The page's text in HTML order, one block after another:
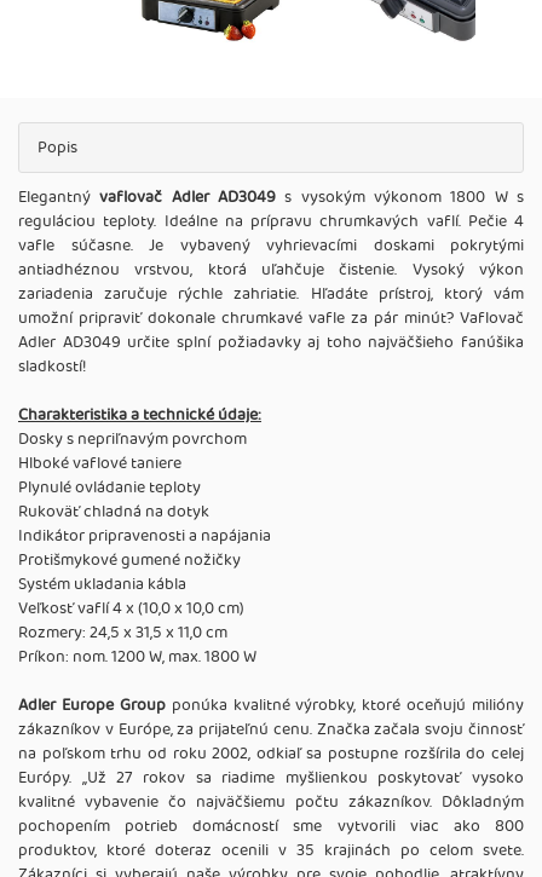
Popis
Elegantnývaflovač Adler AD3049 s vysokým výkonom 1800 W s
reguláciou teploty. Ideálne na prípravu chrumkavých vaflí. Pečie 4
vafle súčasne. Je vybavený vyhrievacími doskami pokrytými
antiadhéznou vrstvou, ktorá uľahčuje čistenie. Vysoký výkon
zariadenia zaručuje rýchle zahriatie. Hľadáte prístroj, ktorý vám
umožní pripraviť dokonale chrumkavé vafle za pár minút? Vaflovač
Adler AD3049 určite splní požiadavky aj toho najväčšieho fanúšika
sladkostí!
Charakteristika a technické údaje:
Dosky s nepriľnavým povrchom
Hlboké vaflové taniere
Plynulé ovládanie teploty
Rukoväť chladná na dotyk
Indikátor pripravenosti a napájania
Protišmykové gumené nožičky
Systém ukladania kábla
Veľkosť vaflí 4 x (10,0 x 10,0 cm)
Rozmery: 24,5 x 31,5 x 11,0 cm
Príkon: nom. 1200 W, max. 1800 W
Adler Europe Groupponúka kvalitné výrobky, ktoré oceňujú milióny
zákazníkov v Európe, za prijateľnú cenu. Značka začala svoju činnosť
na poľskom trhu od roku 2002, odkiaľ sa postupne rozšírila do celej
Európy. ,,Už 27 rokov sa riadime myšlienkou poskytovať vysoko
kvalitné vybavenie čo najväčšiemu počtu zákazníkov. Dôkladným
pochopením potrieb domácností sme vytvorili viac ako 800
produktov, ktoré doteraz ocenili v 35 krajinách po celom svete.